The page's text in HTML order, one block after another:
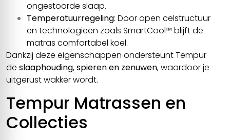
ongestoorde slaap.
Temperatuurregeling: Door open celstructuur
en technologieën zoals SmartCool™ blijft de
matras comfortabel koel.
Dankzij deze eigenschappen ondersteunt Tempur
de slaaphouding, spieren en zenuwen, waardoor je
uitgerust wakker wordt.
Tempur Matrassen en
Collecties